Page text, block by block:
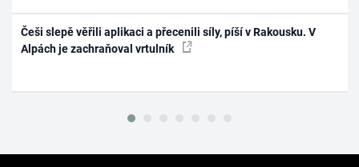
Češi slepě věřili aplikaci a přecenili síly, píší v Rakousku. V
Alpách je zachraňoval vrtulník